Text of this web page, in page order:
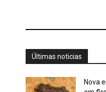
Últimas noticias
Nova